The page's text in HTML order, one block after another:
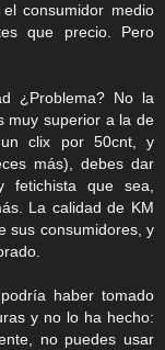
consumidor medio
que precio. Pero
¿Problema? No la
muy superior a la de
clix por 50cnt, y
más), debes dar
fetichista que sea,
La calidad de KM
sus consumidores, y
haber tomado
y no lo ha hecho:
no puedes usar